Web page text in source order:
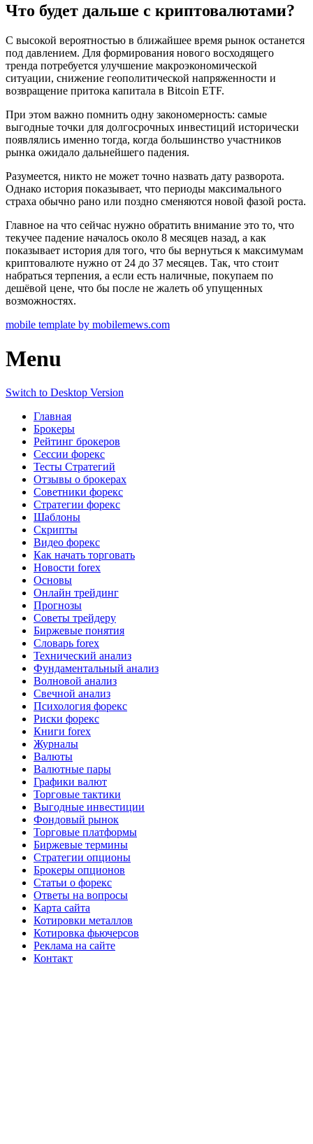
Что будет дальше с криптовалютами?
С высокой вероятностью в ближайшее время рынок останется
под давлением. Для формирования нового восходящего
тренда потребуется улучшение макроэкономической
ситуации, снижение геополитической напряженности и
возвращение притока капитала в Bitcoin ETF.
При этом важно помнить одну закономерность: самые
выгодные точки для долгосрочных инвестиций исторически
появлялись именно тогда, когда большинство участников
рынка ожидало дальнейшего падения.
Разумеется, никто не может точно назвать дату разворота.
Однако история показывает, что периоды максимального
страха обычно рано или поздно сменяются новой фазой роста.
Главное на что сейчас нужно обратить внимание это то, что
текучее падение началось около 8 месяцев назад, а как
показывает история для того, что бы вернуться к максимумам
криптовалюте нужно от 24 до 37 месяцев. Так, что стоит
набраться терпения, а если есть наличные, покупаем по
дешёвой цене, что бы после не жалеть об упущенных
возможностях.
mobile template by mobilemews.com
Menu
Switch to Desktop Version
Главная
Брокеры
Рейтинг брокеров
Сессии форекс
Тесты Стратегий
Отзывы о брокерах
Советники форекс
Стратегии форекс
Шаблоны
Скрипты
Видео форекс
Как начать торговать
Новости forex
Основы
Онлайн трейдинг
Прогнозы
Советы трейдеру
Биржевые понятия
Словарь forex
Технический анализ
Фундаментальный анализ
Волновой анализ
Свечной анализ
Психология форекс
Риски форекс
Книги forex
Журналы
Валюты
Валютные пары
Графики валют
Торговые тактики
Выгодные инвестиции
Фондовый рынок
Торговые платформы
Биржевые термины
Стратегии опционы
Брокеры опционов
Статьи о форекс
Ответы на вопросы
Карта сайта
Котировки металлов
Котировка фьючерсов
Реклама на сайте
Контакт